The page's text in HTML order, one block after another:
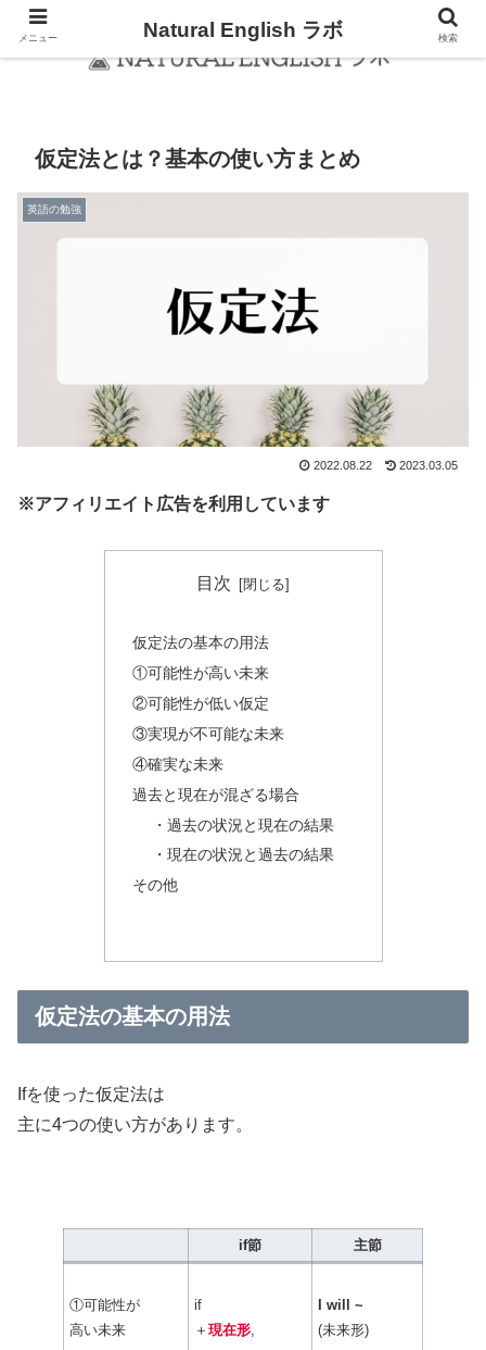
仮定法とは？基本の使い方まとめ
英語の勉強
2022.08.22 2023.03.05
※アフィリエイト広告を利用しています
目次
仮定法の基本の用法
①可能性が高い未来
②可能性が低い仮定
③実現が不可能な未来
④確実な未来
過去と現在が混ざる場合
・過去の状況と現在の結果
・現在の状況と過去の結果
その他
仮定法の基本の用法
Ifを使った仮定法は
主に4つの使い方があります。
if節 主節
①可能性が
高い未来
if
＋ 現在形,
I will ~
(未来形)
メニュー Natural English ラボ 検索